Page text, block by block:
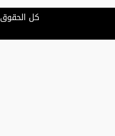
كل الحقوق